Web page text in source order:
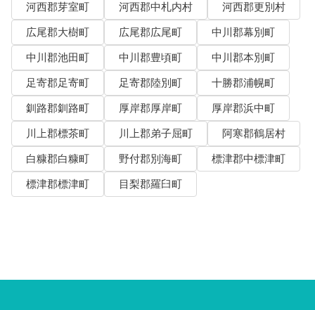
河西郡芽室町
河西郡中札内村
河西郡更別村
広尾郡大樹町
広尾郡広尾町
中川郡幕別町
中川郡池田町
中川郡豊頃町
中川郡本別町
足寄郡足寄町
足寄郡陸別町
十勝郡浦幌町
釧路郡釧路町
厚岸郡厚岸町
厚岸郡浜中町
川上郡標茶町
川上郡弟子屈町
阿寒郡鶴居村
白糠郡白糠町
野付郡別海町
標津郡中標津町
標津郡標津町
目梨郡羅臼町